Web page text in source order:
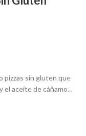
pizzas sin gluten que
el aceite de cáñamo...